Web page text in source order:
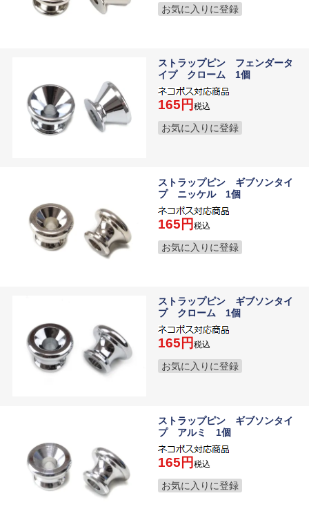
お気に入りに登録
ストラップピン フェンダータ
イプ クローム 1個
165 税込
お気に入りに登録
ストラップピン ギブソンタイ
プ ニッケル 1個
165 税込
お気に入りに登録
ストラップピン ギブソンタイ
プ クローム 1個
165 税込
お気に入りに登録
ストラップピン ギブソンタイ
プ アルミ 1個
165 税込
お気に入りに登録